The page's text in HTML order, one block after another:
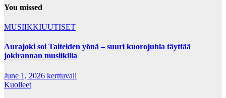
You missed
MUSIIKKIUUTISET
Aurajoki soi Taiteiden yönä – suuri kuorojuhla täyttää
jokirannan musiikilla
June 1, 2026 kerttuvali
Kuolleet